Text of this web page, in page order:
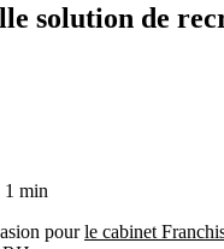
solution de
1 min
pourle cabinet